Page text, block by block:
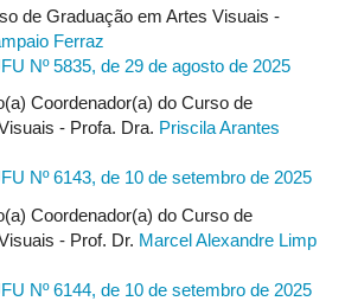
de Graduação em Artes Visuais -
Ferraz
Nº 5835, de 29 de agosto de 2025
Coordenador(a) do Curso de
- Profa. Dra. Priscila Arantes
Nº 6143, de 10 de setembro de 2025
Coordenador(a) do Curso de
- Prof. Dr. Marcel Alexandre Limp
Nº 6144, de 10 de setembro de 2025